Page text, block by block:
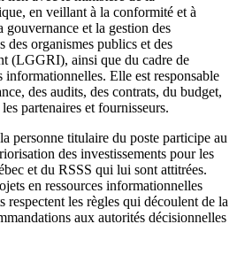
en veillant à la conformité et à
et la gestion des
des organismes publics et des
(LGGRI), ainsi que du cadre de
informationnelles. Elle est responsable
des audits, des contrats, du budget,
partenaires et fournisseurs.
personne titulaire du poste participe au
des investissements pour les
et du RSSS qui lui sont attitrées.
en ressources informationnelles
respectent les règles qui découlent de la
aux autorités décisionnelles